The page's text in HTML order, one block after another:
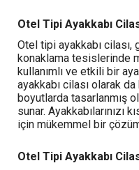
Otel Tipi Ayakkabı
Otel tipi ayakkabı
konaklama tesislerinde
kullanımlı ve etkili bir
ayakkabı cilası olarak
boyutlarda tasarlanmış
sunar. Ayakkabılarınızı
için mükemmel bir
Otel Tipi Ayakkabı